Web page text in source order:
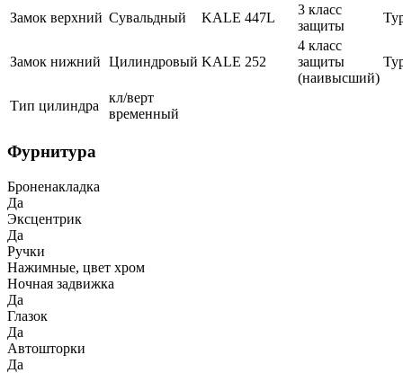
Замок верхний Сувальдный KALE 447L
3 класс
защиты
Замок нижний Цилиндровый KALE 252
4 класс
защиты
(наивысший)
Тип цилиндра
кл/верт
временный
Фурнитура
Броненакладка
Да
Эксцентрик
Да
Ручки
Нажимные, цвет хром
Ночная задвижка
Да
Глазок
Да
Автошторки
Да